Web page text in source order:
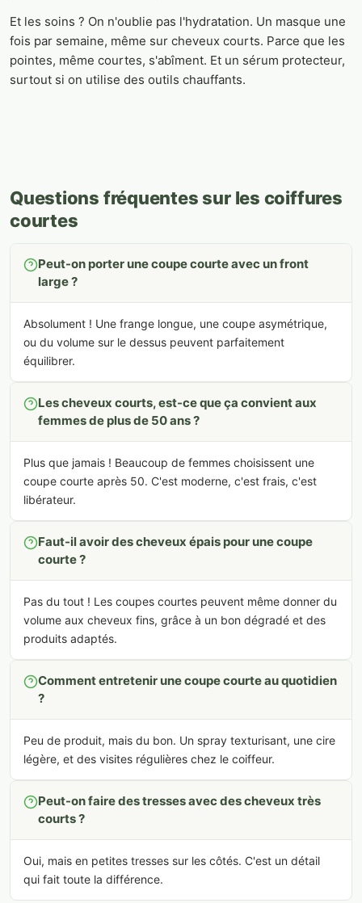
Et les soins ? On n'oublie pas l'hydratation. Un masque une
fois par semaine, même sur cheveux courts. Parce que les
pointes, même courtes, s'abîment. Et un sérum protecteur,
surtout si on utilise des outils chauffants.
Questions fréquentes sur les coiffures
courtes
Peut-on porter une coupe courte avec un front
large ?
Absolument ! Une frange longue, une coupe asymétrique,
ou du volume sur le dessus peuvent parfaitement
équilibrer.
Les cheveux courts, est-ce que ça convient aux
femmes de plus de 50 ans ?
Plus que jamais ! Beaucoup de femmes choisissent une
coupe courte après 50. C'est moderne, c'est frais, c'est
libérateur.
Faut-il avoir des cheveux épais pour une coupe
courte ?
Pas du tout ! Les coupes courtes peuvent même donner du
volume aux cheveux fins, grâce à un bon dégradé et des
produits adaptés.
Comment entretenir une coupe courte au quotidien
?
Peu de produit, mais du bon. Un spray texturisant, une cire
légère, et des visites régulières chez le coiffeur.
Peut-on faire des tresses avec des cheveux très
courts ?
Oui, mais en petites tresses sur les côtés. C'est un détail
qui fait toute la différence.